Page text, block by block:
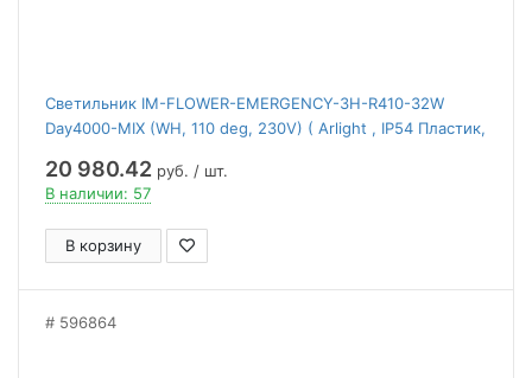
Светильник IM-FLOWER-EMERGENCY-3H-R410-32W
Day4000-MIX (WH, 110 deg, 230V) ( Arlight , IP54 Пластик,
20 980.42 руб. / шт.
В наличии: 57
В корзину
596864